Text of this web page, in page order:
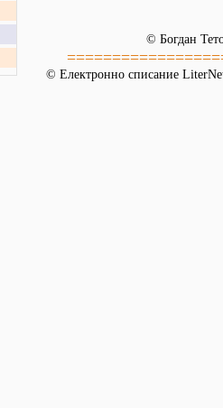
© Богдан
© Електронно списание